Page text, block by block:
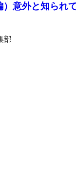
）意外と知られ
部